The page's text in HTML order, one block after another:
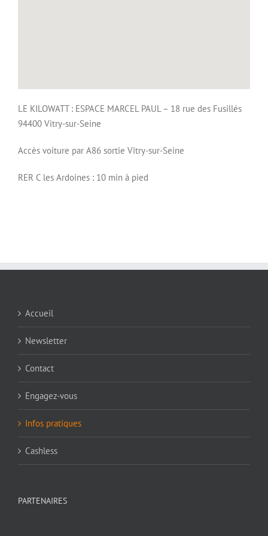
LE KILOWATT : ESPACE MARCEL PAUL – 18 rue des Fusillés
94400 Vitry-sur-Seine
Accès voiture par A86 sortie Vitry-sur-Seine
RER C les Ardoines : 10 min à pied
Accueil
Newsletter
Contact
Engagez-vous
Infos pratiques
Cashless
PARTENAIRES